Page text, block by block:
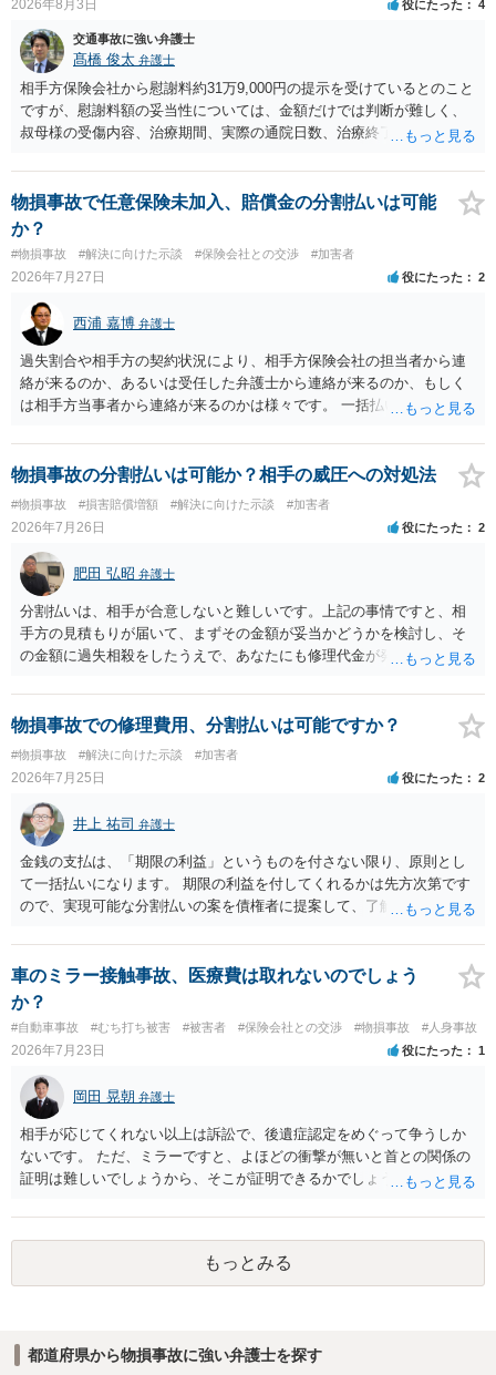
2026年8月3日 役にたった 4
交通事故に強い弁護士
髙橋 俊太 弁護士
相手方保険会社から慰謝料約31万9,000円の提示を受けているとのこと
ですが、慰謝料額の妥当性については、金額だけでは判断が難しく、
叔母様の受傷内容、治療期間、実際の通院日数、治療終了の経緯、後
確認する必要があります。保険会社から提示される慰謝料額について
は、弁護士が介入することにより増額を検討できる場合がありますの
で、以下の資料・情報を準備した上で、弁護士に個別に相談すること
をお勧めいたします。 ・相手方保険会社から届いている示談金額の提
示書類 ・叔母様の診断名、けがの内容 ・治療開始日及び治療終了日
・入院の有無、通院回数 ・現在も症状が残っているか ・叔母様ご本人
やご家族等が加入している保険に、今回の事故で利用できる弁護士費
用特約が付帯しているか なお、被害者は叔母様ご本人となりますの
で、弁護士が受任する場合には、叔母様ご本人の依頼意思等を確認す
る必要があります。日本語での十分な意思疎通が難しいとのことです
ので、そのあたりのご事情も踏まえて、依頼意思の確認方法等を検討
物損事故で任意保険未加入、賠償金の分割払いは可能
か？
#物損事故 #解決に向けた示談 #保険会社との交渉 #加害者
2026年7月27日 役にたった 2
西浦 嘉博 弁護士
過失割合や相手方の契約状況により、相手方保険会社の担当者から連
絡が来るのか、あるいは受任した弁護士から連絡が来るのか、もしく
は相手方当事者から連絡が来るのかは様々です。 一括払いや分割払い
金の支払いにつき、分割払いに合意すれば、和解は可能です。 他方で
合意しなければ和解できないことになります。 今後の見通しを知る為
に、交渉の方向性につき、最寄りの法律事務所で相談だけでもされる
ことも検討ください。
物損事故の分割払いは可能か？相手の威圧への対処法
#物損事故 #損害賠償増額 #解決に向けた示談 #加害者
2026年7月26日 役にたった 2
肥田 弘昭 弁護士
分割払いは、相手が合意しないと難しいです。上記の事情ですと、相
手方の見積もりが届いて、まずその金額が妥当かどうかを検討し、そ
の金額に過失相殺をしたうえで、あなたにも修理代金が発生している
分割払いにしたいとの示談案を提案するのが良いかと思います。威圧
されるのであれば、斡旋、仲裁、民事調停を利用しては如何でしょう
物損事故での修理費用、分割払いは可能ですか？
#物損事故 #解決に向けた示談 #加害者
2026年7月25日 役にたった 2
井上 祐司 弁護士
金銭の支払は、「期限の利益」というものを付さない限り、原則とし
て一括払いになります。 期限の利益を付してくれるかは先方次第です
ので、実現可能な分割払いの案を債権者に提案して、了解してもらえ
車のミラー接触事故、医療費は取れないのでしょう
か？
#自動車事故 #むち打ち被害 #被害者 #保険会社との交渉 #物損事故 #人身事故
2026年7月23日 役にたった 1
岡田 晃朝 弁護士
相手が応じてくれない以上は訴訟で、後遺症認定をめぐって争うしか
ないです。 ただ、ミラーですと、よほどの衝撃が無いと首との関係の
証明は難しいでしょうから、そこが証明できるかでしょうね。
もっとみる
都道府県から物損事故に強い弁護士を探す